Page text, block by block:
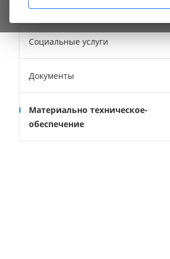
Сотрудники
Социальные услуги
Документы
Материально техническое-
обеспечение